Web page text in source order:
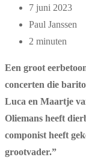
7 juni 2023
Paul Janssen
2 minuten
Een groot
concerten die
Luca en Maartje
Oliemans heeft
componist heeft
grootvader.”